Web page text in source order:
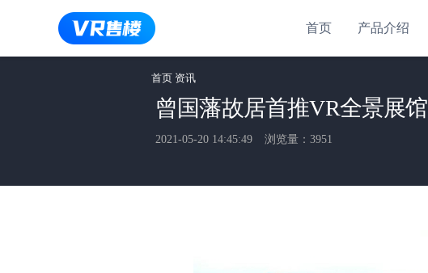
首页 产品介绍
首页 资讯
曾国藩故居首推VR全景展馆
2021-05-20 14:45:49 浏览量：3951